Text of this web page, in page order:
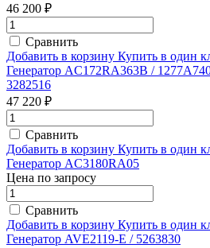
46 200 ₽
Сравнить
Добавить в корзину Купить в один
Генератор AC172RA363B /
3282516
47 220 ₽
Сравнить
Добавить в корзину Купить в один
Генератор AC3180RA05
Цена по запросу
Сравнить
Добавить в корзину Купить в один
Генератор AVE2119-E / 5263830